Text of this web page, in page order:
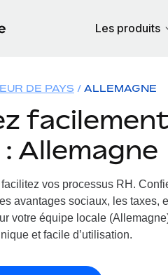
Les produits
DE PAYS ALLEMAGNE
facilement
: Allemagne
vos processus RH.
avantages sociaux, les taxes,
votre équipe locale
et facile d’utilisation.